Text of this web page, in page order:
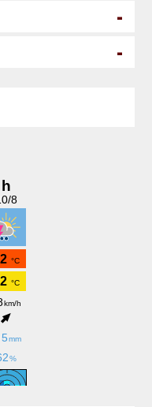
-
-